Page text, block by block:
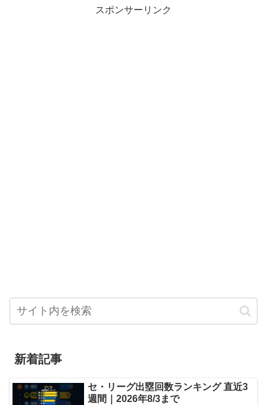
スポンサーリンク
新着記事
セ・リーグ出塁回数ランキング 直近3
週間｜2026年8/3まで